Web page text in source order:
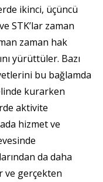
ikinci, üçüncü
STK’lar zaman
zaman hak
yürüttüler. Bazı
bu bağlamda
kurarken
aktivite
hizmet ve
da daha
ve gerçekten